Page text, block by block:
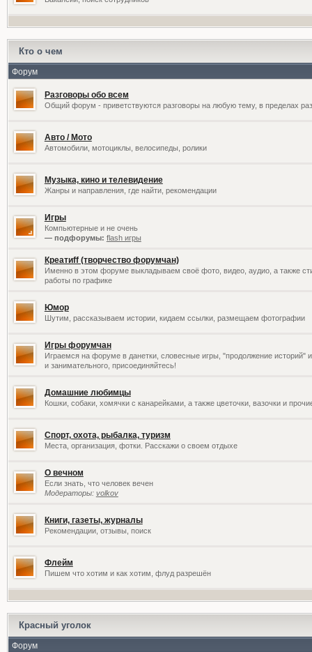
Кто о чем
Форум
Разговоры обо всем
Общий форум - приветствуются разговоры на любую тему, в пределах
Авто / Мото
Автомобили, мотоциклы, велосипеды, ролики
Музыка, кино и телевидение
Жанры и направления, где найти, рекомендации
Игры
Компьютерные и не очень
— подфорумы: flash игры
Креатиff (творчество форумчан)
Именно в этом форуме выкладываем своё фото, видео, аудио, а также
работы по графике
Юмор
Шутим, рассказываем истории, кидаем ссылки, размещаем фотографии
Игры форумчан
Играемся на форуме в данетки, словесные игры, "продолжение историй"
и занимательного, присоединяйтесь!
Домашние любимцы
Кошки, собаки, хомячки с канарейками, а также цветочки, вазочки и
Спорт, охота, рыбалка, туризм
Места, организация, фотки. Расскажи о своем отдыхе
О вечном
Если знать, что человек вечен
Модераторы: volkov
Книги, газеты, журналы
Рекомендации, отзывы, поиск
Флейм
Пишем что хотим и как хотим, флуд разрешён
Красный уголок
Форум